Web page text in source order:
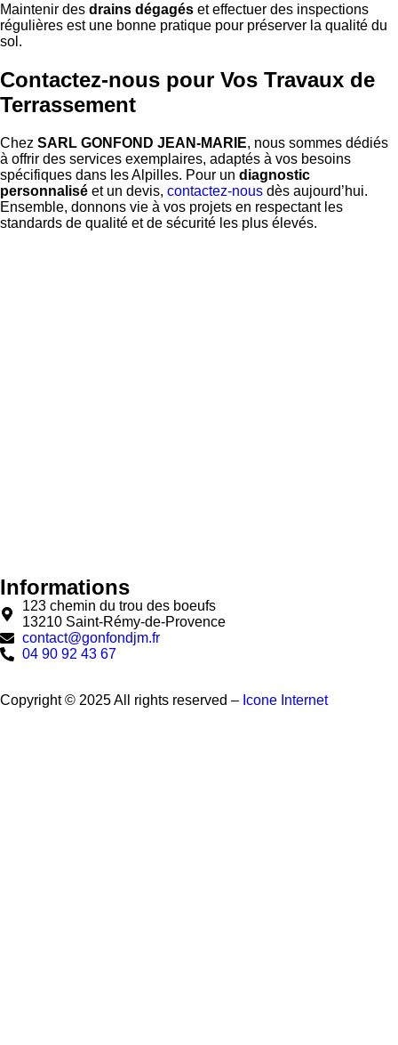
Maintenir des drains dégagés et effectuer des inspections
régulières est une bonne pratique pour préserver la qualité du
sol.
Contactez-nous pour Vos Travaux de
Terrassement
Chez SARL GONFOND JEAN-MARIE, nous sommes dédiés
à offrir des services exemplaires, adaptés à vos besoins
spécifiques dans les Alpilles. Pour un diagnostic
personnalisé et un devis, contactez-nous dès aujourd’hui.
Ensemble, donnons vie à vos projets en respectant les
standards de qualité et de sécurité les plus élevés.
Informations
123 chemin du trou des boeufs
13210 Saint-Rémy-de-Provence
contact@gonfondjm.fr
04 90 92 43 67
Copyright © 2025 All rights reserved – Icone Internet